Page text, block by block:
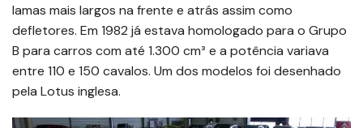
lamas mais largos na frente e atrás assim como
defletores. Em 1982 já estava homologado para o Grupo
B para carros com até 1.300 cm³ e a potência variava
entre 110 e 150 cavalos. Um dos modelos foi desenhado
pela Lotus inglesa.